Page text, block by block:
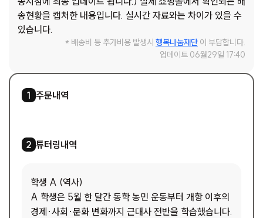
송현황을 캡처한 내용입니다. 실시간 자료와는 차이가 있을 수
있습니다.
* 배송비 등 추가비용 발생시 행복나눔재단 이 부담합니다.
업데이트 06월29일 17:40
1 주문내역
2 튜터링내역
학생 A (역사)
A 학생은 5월 한 달간 동학 농민 운동부터 개항 이후의
경제·사회·문화 변화까지 근대사 전반을 학습했습니다.